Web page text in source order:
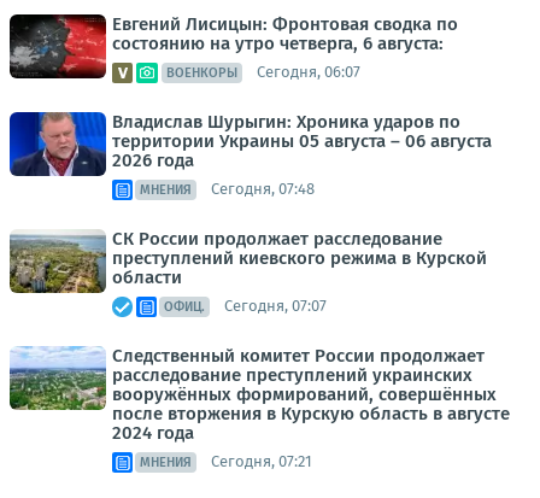
Евгений Лисицын: Фронтовая сводка по
состоянию на утро четверга, 6 августа:
ВОЕНКОРЫ Сегодня, 06:07
Владислав Шурыгин: Хроника ударов по
территории Украины 05 августа – 06 августа
2026 года
МНЕНИЯ Сегодня, 07:48
СК России продолжает расследование
преступлений киевского режима в Курской
области
ОФИЦ. Сегодня, 07:07
Следственный комитет России продолжает
расследование преступлений украинских
вооружённых формирований, совершённых
после вторжения в Курскую область в августе
2024 года
МНЕНИЯ Сегодня, 07:21